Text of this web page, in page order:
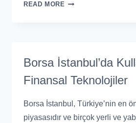
READ MORE
Borsa İstanbul’da
Finansal Teknolojiler
Borsa İstanbul, Türkiye’nin en
piyasasıdır ve birçok yerli ve